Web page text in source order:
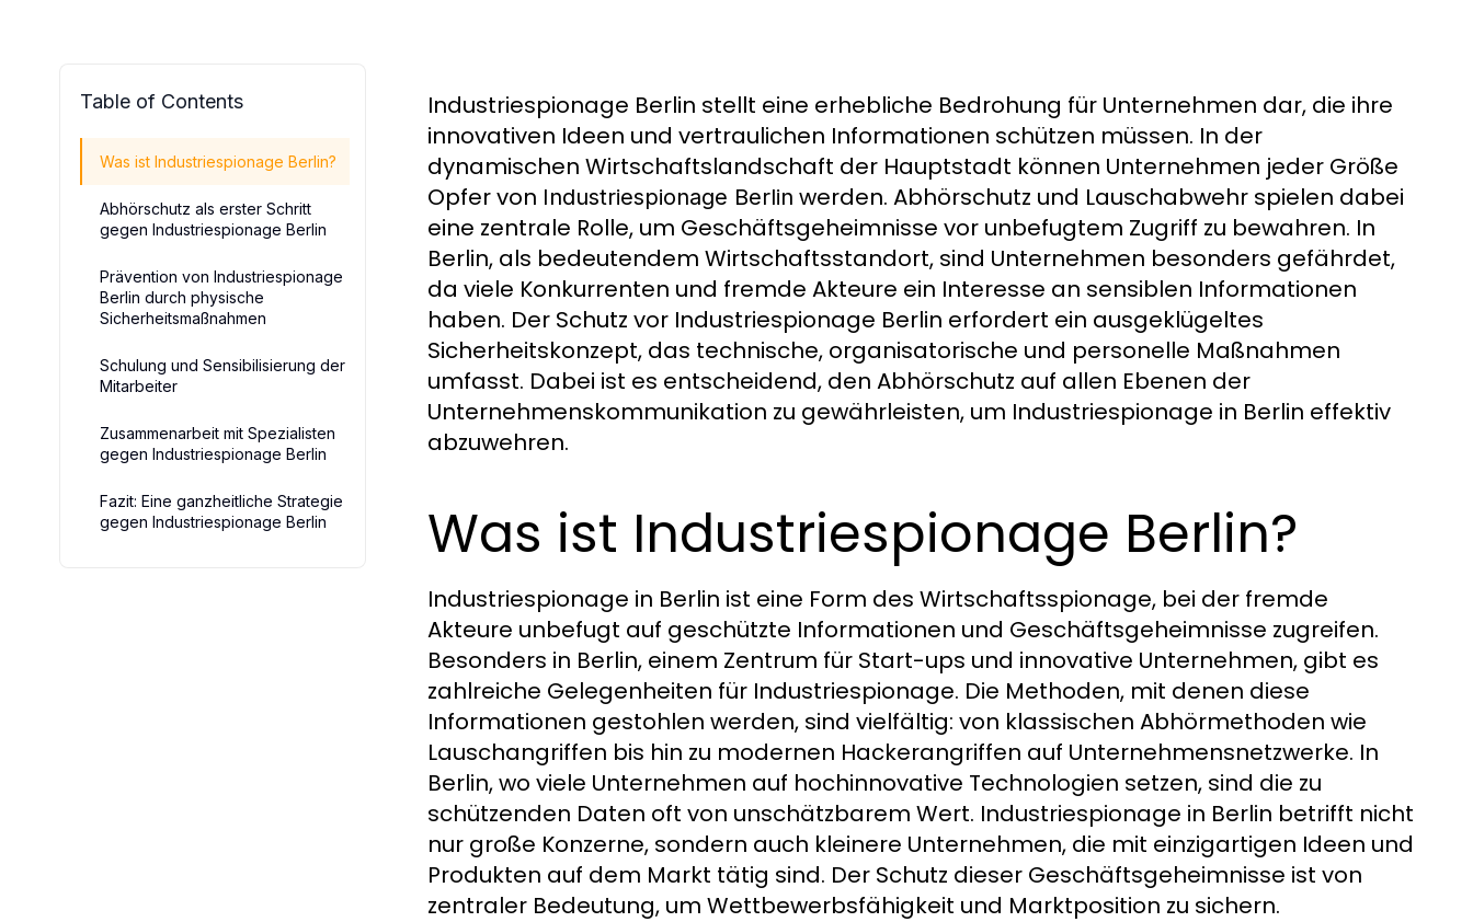
Table of Contents
Was ist Industriespionage Berlin?
Abhörschutz als erster Schritt
gegen Industriespionage Berlin
Prävention von Industriespionage
Berlin durch physische
Sicherheitsmaßnahmen
Schulung und Sensibilisierung der
Mitarbeiter
Zusammenarbeit mit Spezialisten
gegen Industriespionage Berlin
Fazit: Eine ganzheitliche Strategie
gegen Industriespionage Berlin
Industriespionage Berlin stellt eine erhebliche Bedrohung für Unternehmen dar, die ihre
innovativen Ideen und vertraulichen Informationen schützen müssen. In der
dynamischen Wirtschaftslandschaft der Hauptstadt können Unternehmen jeder Größe
Opfer von Industriespionage Berlin werden. Abhörschutz und Lauschabwehr spielen dabei
eine zentrale Rolle, um Geschäftsgeheimnisse vor unbefugtem Zugriff zu bewahren. In
Berlin, als bedeutendem Wirtschaftsstandort, sind Unternehmen besonders gefährdet,
da viele Konkurrenten und fremde Akteure ein Interesse an sensiblen Informationen
haben. Der Schutz vor Industriespionage Berlin erfordert ein ausgeklügeltes
Sicherheitskonzept, das technische, organisatorische und personelle Maßnahmen
umfasst. Dabei ist es entscheidend, den Abhörschutz auf allen Ebenen der
Unternehmenskommunikation zu gewährleisten, um Industriespionage in Berlin effektiv
abzuwehren.
Was ist Industriespionage Berlin?
Industriespionage in Berlin ist eine Form des Wirtschaftsspionage, bei der fremde
Akteure unbefugt auf geschützte Informationen und Geschäftsgeheimnisse zugreifen.
Besonders in Berlin, einem Zentrum für Start-ups und innovative Unternehmen, gibt es
zahlreiche Gelegenheiten für Industriespionage. Die Methoden, mit denen diese
Informationen gestohlen werden, sind vielfältig: von klassischen Abhörmethoden wie
Lauschangriffen bis hin zu modernen Hackerangriffen auf Unternehmensnetzwerke. In
Berlin, wo viele Unternehmen auf hochinnovative Technologien setzen, sind die zu
schützenden Daten oft von unschätzbarem Wert. Industriespionage in Berlin betrifft nicht
nur große Konzerne, sondern auch kleinere Unternehmen, die mit einzigartigen Ideen und
Produkten auf dem Markt tätig sind. Der Schutz dieser Geschäftsgeheimnisse ist von
zentraler Bedeutung, um Wettbewerbsfähigkeit und Marktposition zu sichern.